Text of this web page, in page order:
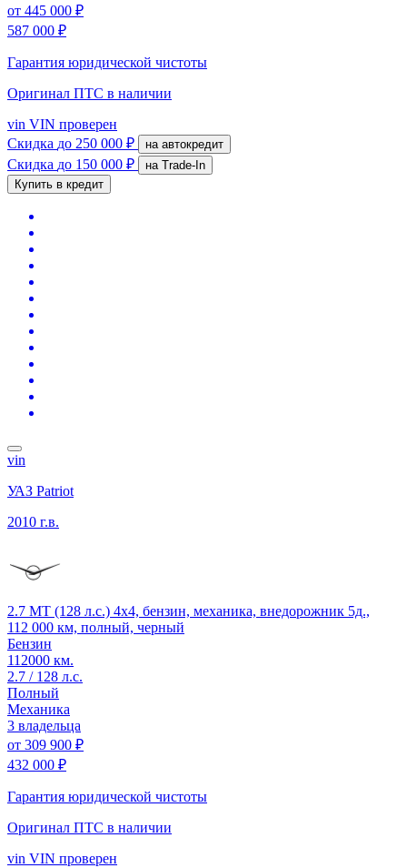
от 445 000 ₽
587 000 ₽
Гарантия юридической чистоты
Оригинал ПТС в наличии
vin VIN проверен
Скидка до 250 000 ₽ на автокредит
Скидка до 150 000 ₽
на Trade-In
Купить в кредит
vin
УАЗ Patriot
2010 г.в.
2.7 MT (128 л.с.) 4x4, бензин, механика, внедорожник 5д.,
112 000 км, полный, черный
Бензин
112000 км.
2.7 / 128 л.с.
Полный
Механика
3 владельца
от 309 900 ₽
432 000 ₽
Гарантия юридической чистоты
Оригинал ПТС в наличии
vin VIN проверен